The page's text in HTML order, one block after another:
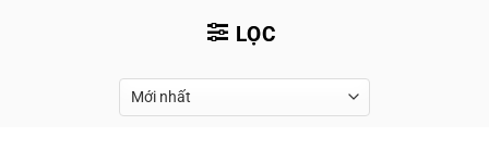
LỌC